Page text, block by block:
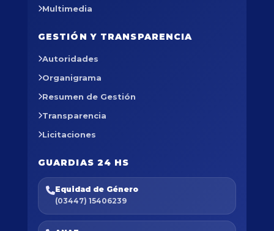
Multimedia
GESTIÓN Y TRANSPARENCIA
Autoridades
Organigrama
Resumen de Gestión
Transparencia
Licitaciones
GUARDIAS 24 HS
Equidad de Género
(03447) 15406239